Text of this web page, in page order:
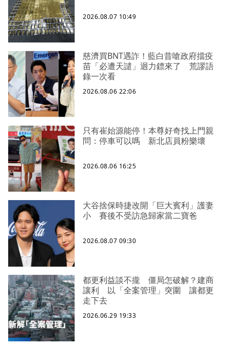
2026.08.07 10:49
慈濟買BNT遇詐！藍白昔嗆政府擋疫
苗「必遭天譴」迴力鏢來了 荒謬語
錄一次看
2026.08.06 22:06
只有崔始源能停！本尊好奇找上門親
問：停車可以嗎 新北店員粉樂壞
2026.08.06 16:25
大谷捨保時捷改開「巨大賓利」護妻
小 賽後不受訪急歸家當二寶爸
2026.08.07 09:30
都更利益談不攏 僵局怎破解？建商
讓利 以「全案管理」突圍 讓都更
走下去
2026.06.29 19:33